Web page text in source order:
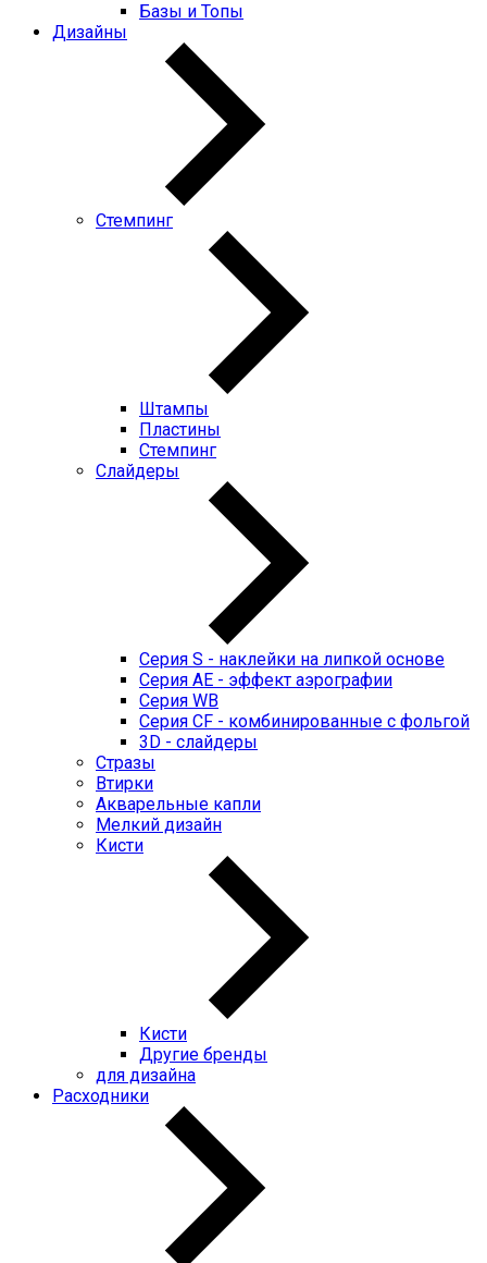
Базы и Топы
Дизайны
Стемпинг
Штампы
Пластины
Стемпинг
Слайдеры
Серия S - наклейки на липкой основе
Серия AE - эффект аэрографии
Серия WB
Серия CF - комбинированные с фольгой
3D - слайдеры
Стразы
Втирки
Акварельные капли
Мелкий дизайн
Кисти
Кисти
Другие бренды
для дизайна
Расходники